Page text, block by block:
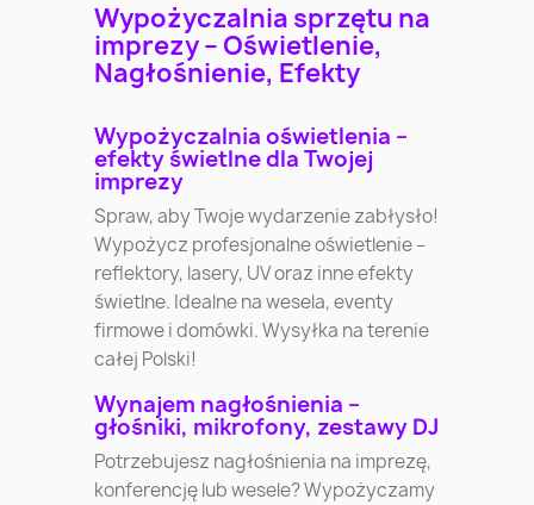
Wypożyczalnia sprzętu na
imprezy – Oświetlenie,
Nagłośnienie, Efekty
Wypożyczalnia oświetlenia –
efekty świetlne dla Twojej
imprezy
Spraw, aby Twoje wydarzenie zabłysło!
Wypożycz profesjonalne oświetlenie –
reflektory, lasery, UV oraz inne efekty
świetlne. Idealne na wesela, eventy
firmowe i domówki. Wysyłka na terenie
całej Polski!
Wynajem nagłośnienia –
głośniki, mikrofony, zestawy DJ
Potrzebujesz nagłośnienia na imprezę,
konferencję lub wesele? Wypożyczamy